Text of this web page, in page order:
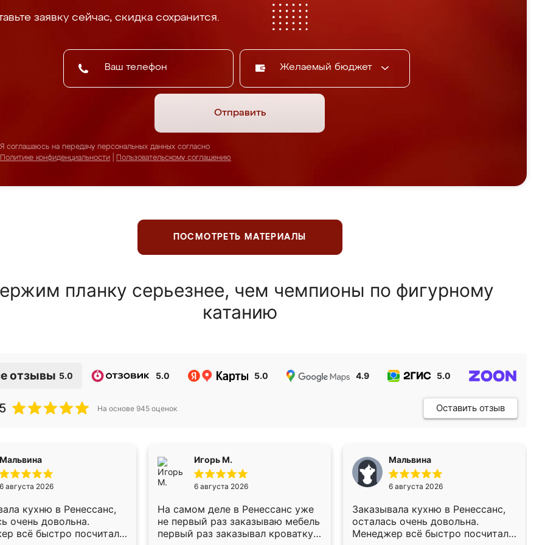
заявку сейчас, скидка сохранится.
Желаемый бюджет
Отправить
Я соглашаюсь на передачу персональных данных согласно
Политике конфиденциальности
Пользовательскому соглашению
ПОСМОТРЕТЬ МАТЕРИАЛЫ
планку серьезнее, чем чемпионы по фигурному
катанию
отзывы 5.0 5.0 5.0 4.9 5.0
На основе 945 оценок Оставить отзыв
Мальвина
6 августа 2026
кухню в Ренессанс,
очень довольна.
всё быстро посчитала,
Игорь М.
6 августа 2026
На самом деле в Ренессанс уже
не первый раз заказываю мебель
первый раз заказывал кроватку
Мальвина
6 августа 2026
Заказывала кухню в Ренессанс,
осталась очень довольна.
Менеджер всё быстро посчитала,